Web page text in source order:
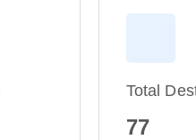
Total
77